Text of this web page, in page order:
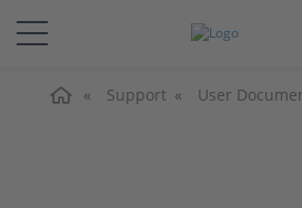
Solutions & Produits
Support User